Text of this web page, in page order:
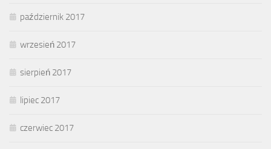
październik 2017
wrzesień 2017
sierpień 2017
lipiec 2017
czerwiec 2017